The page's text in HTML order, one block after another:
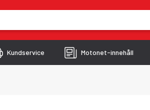
Kundservice Motonet-innehåll